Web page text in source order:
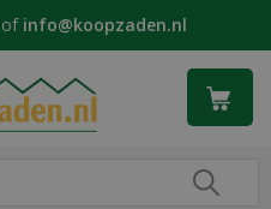
of info@koopzaden.nl